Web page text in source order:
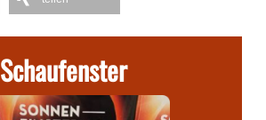
Schaufenster